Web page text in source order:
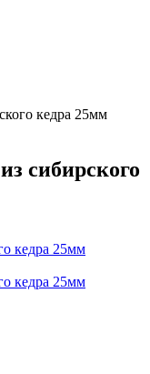
кедра 25мм
сибирского